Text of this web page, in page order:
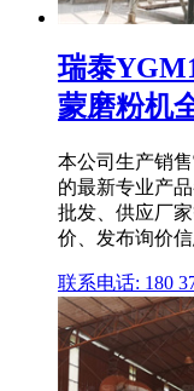
瑞泰
蒙磨粉机
本公司生产销
的最新专业产
批发、供应厂
价、发布询价
联系电话: 180